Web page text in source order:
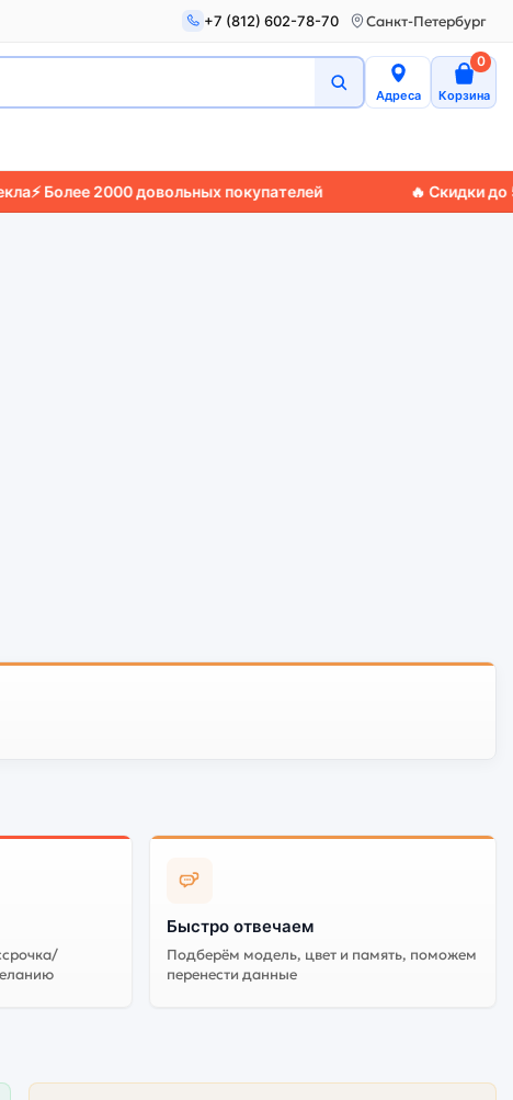
+7 (812) 602-78-70 Санкт-Петербург
Адреса Корзина
0
⚡ Более 2000 довольных покупателей 🔥 Скидки до
Быстро отвечаем
Подберём модель, цвет и память, поможем
перенести данные